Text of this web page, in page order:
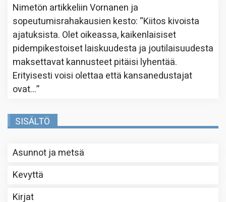
Nimetön artikkeliinVornanen ja
sopeutumisrahakausien kesto: “Kiitos kivoista
ajatuksista. Olet oikeassa, kaikenlaisiset
pidempikestoiset laiskuudesta ja joutilaisuudesta
maksettavat kannusteet pitäisi lyhentää.
Erityisesti voisi olettaa että kansanedustajat
ovat…”
SISÄLTÖ
Asunnot ja metsä
Kevyttä
Kirjat